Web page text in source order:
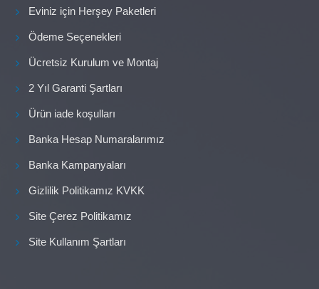
Eviniz için Herşey Paketleri
Ödeme Seçenekleri
Ücretsiz Kurulum ve Montaj
2 Yıl Garanti Şartları
Ürün iade koşulları
Banka Hesap Numaralarımız
Banka Kampanyaları
Gizlilik Politikamız KVKK
Site Çerez Politikamız
Site Kullanım Şartları